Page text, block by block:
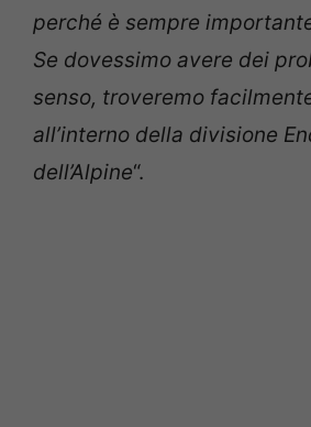
perché è sempre
Se dovessimo avere dei
senso, troveremo
all’interno della divisione
dell’Alpine“.